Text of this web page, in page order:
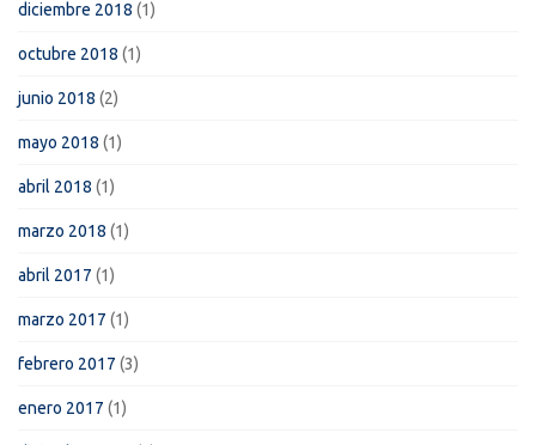
diciembre 2018 (1)
octubre 2018 (1)
junio 2018 (2)
mayo 2018 (1)
abril 2018 (1)
marzo 2018 (1)
abril 2017 (1)
marzo 2017 (1)
febrero 2017 (3)
enero 2017 (1)